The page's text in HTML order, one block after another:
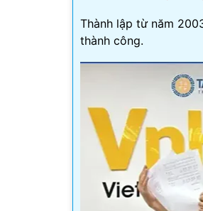
Visa Malaysia
Thành lập từ năm
thành công.